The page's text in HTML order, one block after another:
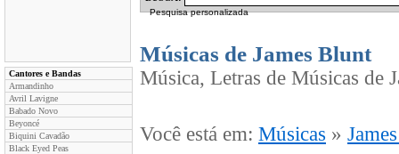
Cantores e Bandas
Armandinho
Avril Lavigne
Babado Novo
Beyoncé
Biquini Cavadão
Black Eyed Peas
Pesquisa personalizada
Músicas de James Blunt
Música, Letras de Músicas de
Você está em: Músicas »